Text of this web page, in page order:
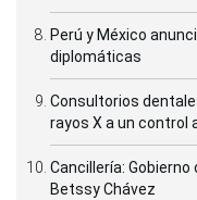
Perú y México
diplomáticas
Consultorios
rayos X a un control
Cancillería:
Betssy Chávez